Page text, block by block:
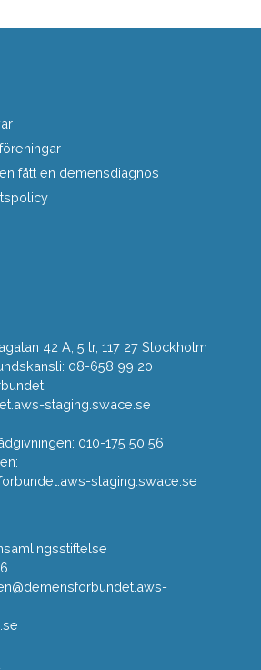
fått en demensdiagnos
42 A, 5 tr, 117 27 Stockholm
08-658 99 20
staging.swace.se
010-175 50 56
staging.swace.se